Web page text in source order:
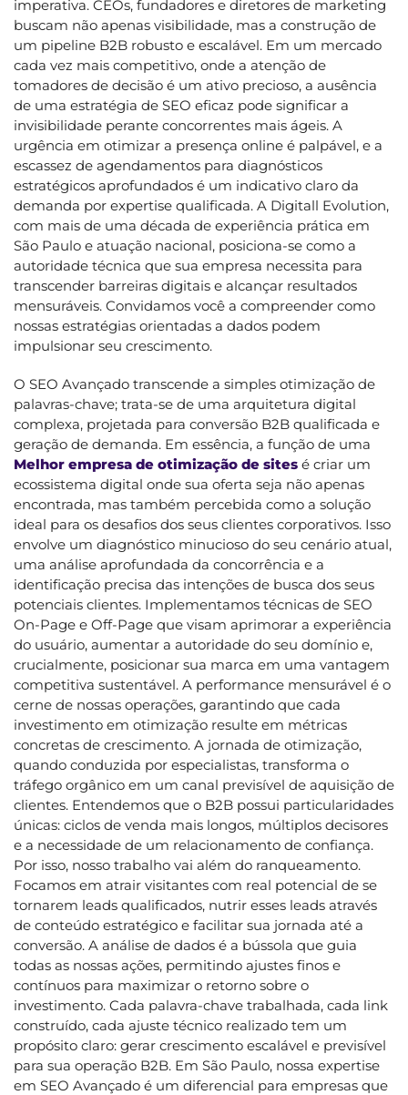
imperativa. CEOs, fundadores e diretores de marketing
buscam não apenas visibilidade, mas a construção de
um pipeline B2B robusto e escalável. Em um mercado
cada vez mais competitivo, onde a atenção de
tomadores de decisão é um ativo precioso, a ausência
de uma estratégia de SEO eficaz pode significar a
invisibilidade perante concorrentes mais ágeis. A
urgência em otimizar a presença online é palpável, e a
escassez de agendamentos para diagnósticos
estratégicos aprofundados é um indicativo claro da
demanda por expertise qualificada. A Digitall Evolution,
com mais de uma década de experiência prática em
São Paulo e atuação nacional, posiciona-se como a
autoridade técnica que sua empresa necessita para
transcender barreiras digitais e alcançar resultados
mensuráveis. Convidamos você a compreender como
nossas estratégias orientadas a dados podem
impulsionar seu crescimento.
O SEO Avançado transcende a simples otimização de
palavras-chave; trata-se de uma arquitetura digital
complexa, projetada para conversão B2B qualificada e
geração de demanda. Em essência, a função de uma
Melhor empresa de otimização de sites é criar um
ecossistema digital onde sua oferta seja não apenas
encontrada, mas também percebida como a solução
ideal para os desafios dos seus clientes corporativos. Isso
envolve um diagnóstico minucioso do seu cenário atual,
uma análise aprofundada da concorrência e a
identificação precisa das intenções de busca dos seus
potenciais clientes. Implementamos técnicas de SEO
On-Page e Off-Page que visam aprimorar a experiência
do usuário, aumentar a autoridade do seu domínio e,
crucialmente, posicionar sua marca em uma vantagem
competitiva sustentável. A performance mensurável é o
cerne de nossas operações, garantindo que cada
investimento em otimização resulte em métricas
concretas de crescimento. A jornada de otimização,
quando conduzida por especialistas, transforma o
tráfego orgânico em um canal previsível de aquisição de
clientes. Entendemos que o B2B possui particularidades
únicas: ciclos de venda mais longos, múltiplos decisores
e a necessidade de um relacionamento de confiança.
Por isso, nosso trabalho vai além do ranqueamento.
Focamos em atrair visitantes com real potencial de se
tornarem leads qualificados, nutrir esses leads através
de conteúdo estratégico e facilitar sua jornada até a
conversão. A análise de dados é a bússola que guia
todas as nossas ações, permitindo ajustes finos e
contínuos para maximizar o retorno sobre o
investimento. Cada palavra-chave trabalhada, cada link
construído, cada ajuste técnico realizado tem um
propósito claro: gerar crescimento escalável e previsível
para sua operação B2B. Em São Paulo, nossa expertise
em SEO Avançado é um diferencial para empresas que